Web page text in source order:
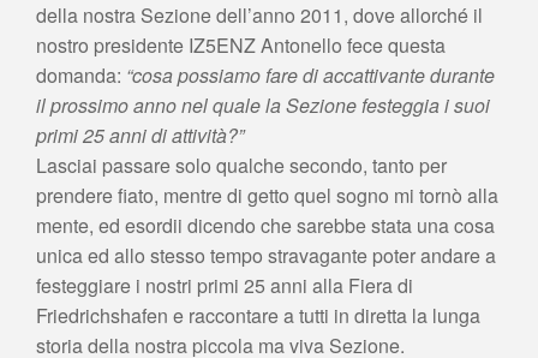
della nostra Sezione dell’anno 2011, dove allorché il
nostro presidente IZ5ENZ Antonello fece questa
domanda: “cosa possiamo fare di accattivante durante
il prossimo anno nel quale la Sezione festeggia i suoi
primi 25 anni di attività?”
Lasciai passare solo qualche secondo, tanto per
prendere fiato, mentre di getto quel sogno mi tornò alla
mente, ed esordii dicendo che sarebbe stata una cosa
unica ed allo stesso tempo stravagante poter andare a
festeggiare i nostri primi 25 anni alla Fiera di
Friedrichshafen e raccontare a tutti in diretta la lunga
storia della nostra piccola ma viva Sezione.